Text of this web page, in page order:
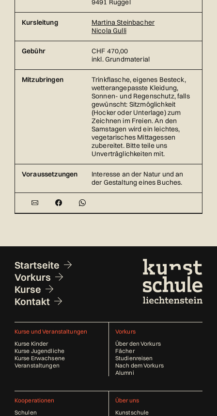
9491 Ruggel
Kursleitung
Martina Steinbacher
Nicola Gulli
Gebühr
CHF 470,00
inkl. Grundmaterial
Mitzubringen
Trinkflasche, eigenes Besteck,
wetterangepasste Kleidung,
Sonnen- und Regenschutz, falls
gewünscht: Sitzmöglichkeit
(Hocker oder Unterlage) zum
Zeichnen im Freien. An den
Samstagen wird ein leichtes,
vegetarisches Mittagessen
zubereitet. Bitte teile uns
Unverträglichkeiten mit.
Voraussetzungen
Interesse an der Natur und an
der Gestaltung eines Buches.
Fusszeile
Startseite
Vorkurs
Kurse
Kontakt
Kurse und Veranstaltungen
Kurse Kinder
Kurse Jugendliche
Kurse Erwachsene
Veranstaltungen
Vorkurs
Über den Vorkurs
Fächer
Studienreisen
Nach dem Vorkurs
Alumni
Kooperationen
Schulen
Über uns
Kunstschule